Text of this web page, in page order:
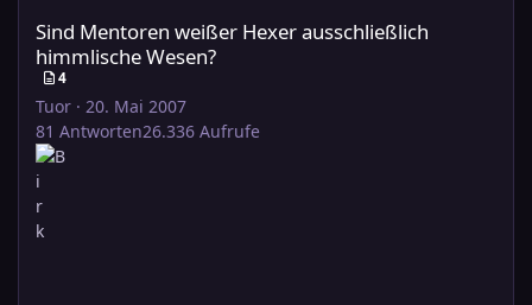
Sind Mentoren weißer Hexer ausschließlich
himmlische Wesen?
4
Tuor · 20. Mai 2007
81 Antworten26.336 Aufrufe